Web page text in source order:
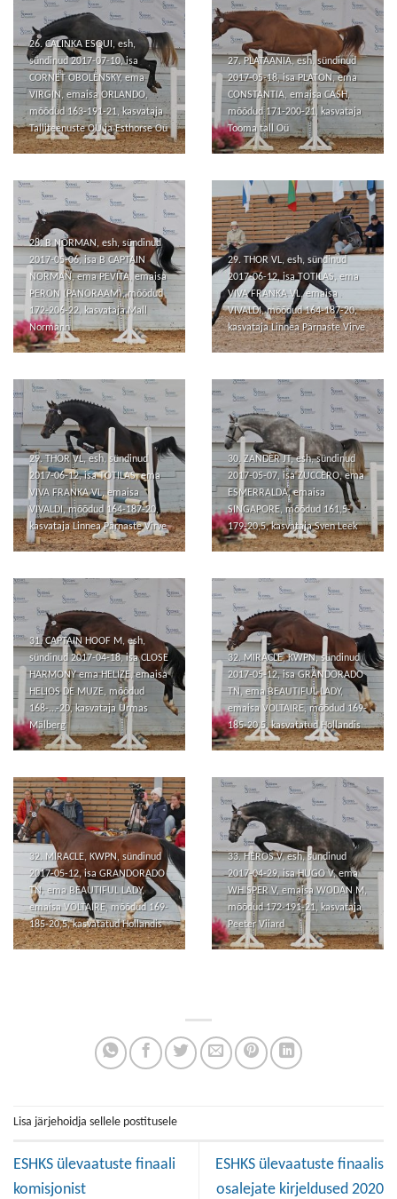
26. CALINKA ESQUI, esh,
sündinud 2017-07-10, isa
CORNET OBOLENSKY, ema
VIRGIN, emaisa ORLANDO,
mõõdud 163-191-21, kasvataja
Talliteenuste OÜ ja Esthorse Oü
27. PLATAANIA, esh, sündinud
2017-05-18, isa PLATON, ema
CONSTANTIA, emaisa CASH,
mõõdud 171-200-21, kasvataja
Tooma tall Oü
28. B NORMAN, esh, sündinud
2017-05-06, isa B CAPTAIN
NORMAN, ema PEVITA, emaisa
PERON (PANORAAM), mõõdud
172-206-22, kasvataja Mall
Normann
29. THOR VL, esh, sündinud
2017-06-12, isa TOTILAS, ema
VIVA FRANKA VL, emaisa
VIVALDI, mõõdud 164-187-20,
kasvataja Linnea Pärnaste Virve
29. THOR VL, esh, sündinud
2017-06-12, isa TOTILAS, ema
VIVA FRANKA VL, emaisa
VIVALDI, mõõdud 164-187-20,
kasvataja Linnea Pärnaste Virve
30. ZANDER JT, esh, sündinud
2017-05-07, isa ZUCCERO, ema
ESMERRALDA, emaisa
SINGAPORE, mõõdud 161,5-
179-20,5, kasvataja Sven Leek
31. CAPTAIN HOOF M, esh,
sündinud 2017-04-18, isa CLOSE
HARMONY ema HELIZE, emaisa
HELIOS DE MUZE, mõõdud
168-...-20, kasvataja Urmas
Mälberg
32. MIRACLE, KWPN, sündinud
2017-05-12, isa GRANDORADO
TN, ema BEAUTIFUL LADY,
emaisa VOLTAIRE, mõõdud 169-
185-20,5, kasvatatud Hollandis
32. MIRACLE, KWPN, sündinud
2017-05-12, isa GRANDORADO
TN, ema BEAUTIFUL LADY,
emaisa VOLTAIRE, mõõdud 169-
185-20,5, kasvatatud Hollandis
33. HEROS V, esh, sündinud
2017-04-29, isa HUGO V, ema
WHISPER V, emaisa WODAN M,
mõõdud 172-191-21, kasvataja
Peeter Viiard
Lisa järjehoidja sellele postitusele
ESHKS ülevaatuste finaali
komisjonist
ESHKS ülevaatuste finaalis
osalejate kirjeldused 2020